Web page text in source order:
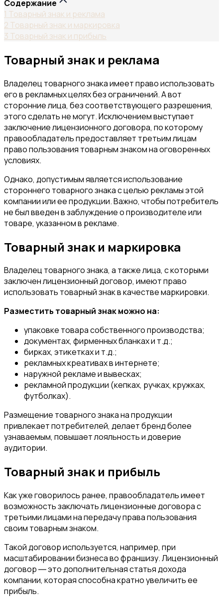
Содержание
1 Товарный знак и реклама
2 Товарный знак и маркировка
3 Товарный знак и прибыль
Товарный знак и реклама
Владелец товарного знака имеет право использовать
его в рекламных целях без ограничений. А вот
сторонние лица, без соответствующего разрешения,
этого сделать не могут. Исключением выступает
заключение лицензионного договора, по которому
правообладатель предоставляет третьим лицам
право пользования товарным знаком на оговоренных
условиях.
Однако, допустимым является использование
стороннего товарного знака с целью рекламы этой
компании или ее продукции. Важно, чтобы потребитель
не был введен в заблуждение о производителе или
товаре, указанном в рекламе.
Товарный знак и маркировка
Владелец товарного знака, а также лица, с которыми
заключен лицензионный договор, имеют право
использовать товарный знак в качестве маркировки.
Разместить товарный знак можно на:
упаковке товара собственного производства;
документах, фирменных бланках и т.д.;
бирках, этикетках и т.д.;
рекламных креативах в интернете;
наружной рекламе и вывесках;
рекламной продукции (кепках, ручках, кружках,
футболках).
Размещение товарного знака на продукции
привлекает потребителей, делает бренд более
узнаваемым, повышает лояльность и доверие
аудитории.
Товарный знак и прибыль
Как уже говорилось ранее, правообладатель имеет
возможность заключать лицензионные договора с
третьими лицами на передачу права пользования
своим товарным знаком.
Такой договор используется, например, при
масштабировании бизнеса во франшизу. Лицензионный
договор ― это дополнительная статья дохода
компании, которая способна кратно увеличить ее
прибыль.